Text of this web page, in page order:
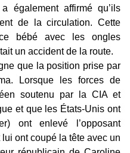
également affirmé qu’ils
de la circulation. Cette
bébé avec les ongles
un accident de la route.
que la position prise par
Lorsque les forces de
soutenu par la CIA et
et que les États-Unis ont
ont enlevé l’opposant
ont coupé la tête avec un